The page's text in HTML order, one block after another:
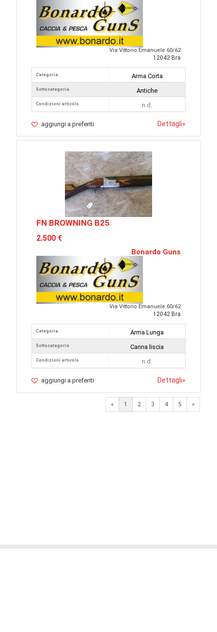
Via Vittorio Emanuele 60/62
12042 Bra
Categoria
Sottocategoria
Condizioni articolo
Arma Corta
Antiche
n.d.
aggiungi a preferiti Dettagli»
FN BROWNING B25
2.500 €
Bonardo Guns
Via Vittorio Emanuele 60/62
12042 Bra
Categoria
Sottocategoria
Condizioni articolo
Arma Lunga
Canna liscia
n.d.
aggiungi a preferiti Dettagli»
« 1 2 3 4 5 »